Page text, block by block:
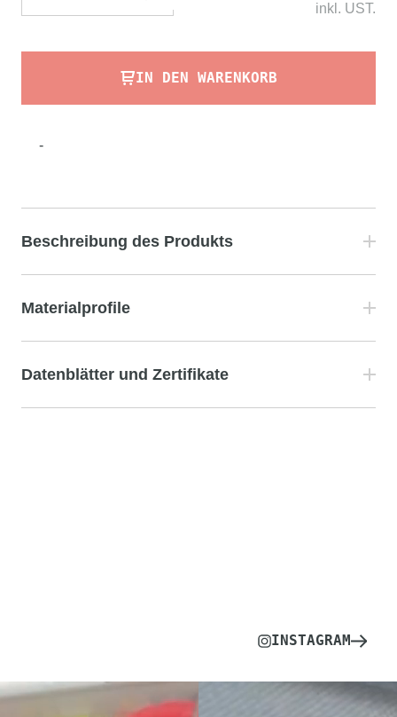
inkl. UST.
IN DEN WARENKORB
-
Beschreibung des Produkts
Materialprofile
Datenblätter und Zertifikate
INSTAGRAM